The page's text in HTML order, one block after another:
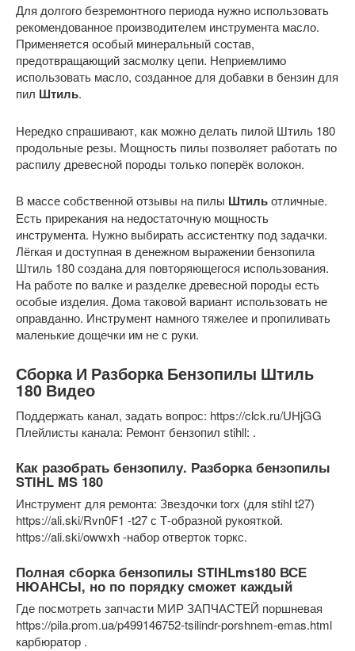
Для долгого безремонтного периода нужно использовать
рекомендованное производителем инструмента масло.
Применяется особый минеральный состав,
предотвращающий засмолку цепи. Неприемлимо
использовать масло, созданное для добавки в бензин для
пил Штиль.
Нередко спрашивают, как можно делать пилой Штиль 180
продольные резы. Мощность пилы позволяет работать по
распилу древесной породы только поперёк волокон.
В массе собственной отзывы на пилы Штильотличные.
Есть прирекания на недостаточную мощность
инструмента. Нужно выбирать ассистентку под задачки.
Лёгкая и доступная в денежном выражении бензопила
Штиль 180 создана для повторяющегося использования.
На работе по валке и разделке древесной породы есть
особые изделия. Дома таковой вариант использовать не
оправданно. Инструмент намного тяжелее и пропиливать
маленькие дощечки им не с руки.
Сборка И Разборка Бензопилы Штиль
180 Видео
Поддержать канал, задать вопрос: https://clck.ru/UHjGG
Плейлисты канала: Ремонт бензопил stihll: .
Как разобрать бензопилу. Разборка бензопилы
STIHL MS 180
Инструмент для ремонта: Звездочки torx (для stihl t27)
https://ali.ski/Rvn0F1 -t27 с Т-образной рукояткой.
https://ali.ski/owwxh -набор отверток торкс.
Полная сборка бензопилы STIHLms180 ВСЕ
НЮАНСЫ, но по порядку сможет каждый
Где посмотреть запчасти МИР ЗАПЧАСТЕЙ поршневая
https://pila.prom.ua/p499146752-tsilindr-porshnem-emas.html
карбюратор .